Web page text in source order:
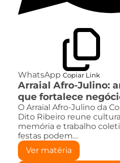
WhatsApp Copiar Link
Arraial Afro-Julino:
que fortalece
O Arraial Afro-Julino da
Dito Ribeiro reune
memória e trabalho
festas podem…
Ver matéria